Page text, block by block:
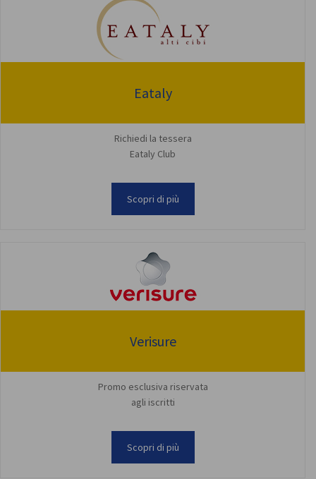
Eataly
Richiedi la tessera
Eataly Club
Scopri di più
Verisure
Promo esclusiva riservata
agli iscritti
Scopri di più